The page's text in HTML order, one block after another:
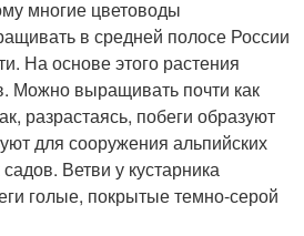
многие цветоводы
в средней полосе России
На основе этого растения
Можно выращивать почти как
разрастаясь, побеги образуют
для сооружения альпийских
Ветви у кустарника
голые, покрытые темно-серой